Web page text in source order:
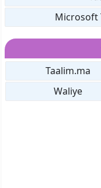
Taalim.ma
Waliye